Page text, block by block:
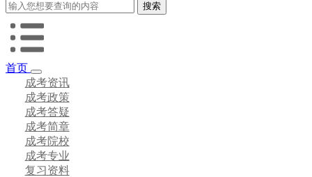
首页
成考资讯
成考政策
成考答疑
成考简章
成考院校
成考专业
复习资料